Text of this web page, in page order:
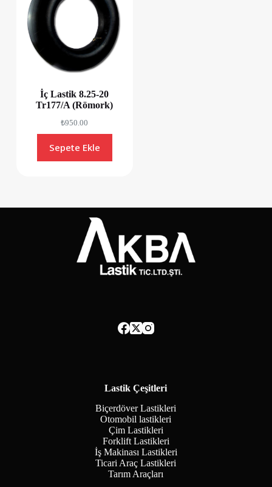
İç Lastik 8.25-20
Tr177/A (Römork)
₺950.00
Sepete Ekle
Lastik Çeşitleri
Biçerdöver Lastikleri
Otomobil lastikleri
Çim Lastikleri
Forklift Lastikleri
İş Makinası Lastikleri
Ticari Araç Lastikleri
Tarım Araçları